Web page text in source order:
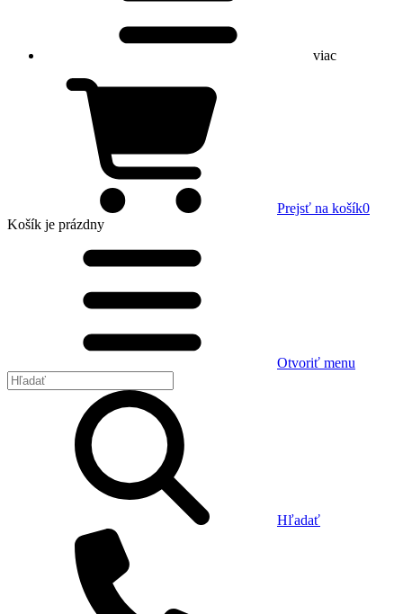
viac
Prejsť na košík0
Košík je prázdny
Otvoriť menu
Hľadať